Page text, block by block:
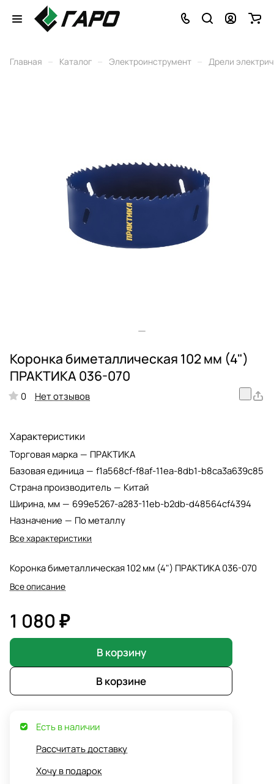
Главная – Каталог – Электроинструмент – Дрели
Коронка биметаллическая 102 мм (4")
ПРАКТИКА 036-070
0 Нет отзывов
Характеристики
Торговая марка — ПРАКТИКА
Базовая единица — f1a568cf-f8af-11ea-8db1-b8ca3a639c85
Страна производитель — Китай
Ширина, мм — 699e5267-a283-11eb-b2db-d48564cf4394
Назначение — По металлу
Все характеристики
Коронка биметаллическая 102 мм (4") ПРАКТИКА 036-070
Все описание
1 080 ₽
В корзину
В корзине
Есть в наличии
Рассчитать доставку
Хочу в подарок